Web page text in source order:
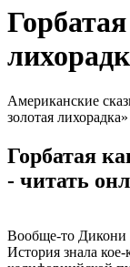
Американские
золотая
Горбатая
- читать
Вообще-то Дикони
История знала